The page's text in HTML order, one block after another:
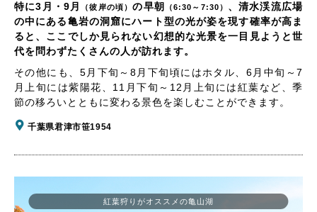
特に3月・9月
（彼岸の頃）の早朝 （6:30～7:30） 、清水渓流広場
の中にある亀岩の洞窟にハート型の光が姿を現す確率が高ま
ると、ここでしか見られない幻想的な光景を一目見ようと世
代を問わずたくさんの人が訪れます。
その他にも、5月下旬～8月下旬頃にはホタル、6月中旬～7
月上旬には紫陽花、11月下旬～12月上旬には紅葉など、季
節の移ろいとともに変わる景色を楽しむことができます。
千葉県君津市笹1954
紅葉狩りがオススメの亀山湖